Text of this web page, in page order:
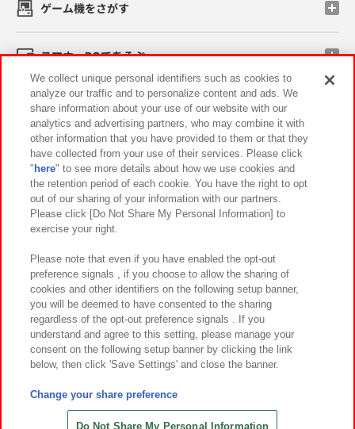
ゲーム機をさがす
スマホ・PCであそぶ
イベント・キャンペーン
関連会社 サステナビリティ サイトポリシー
プライバシーポリシー ウェブアクセシビリティ方針と検証結果
お取引先さまとともに
カスタマーハラスメント対応方針 よくあるご質問・お問い合わせ
©Bandai Namco Amusement Inc.
©Bandai Namco Amusement Lab Inc.
©HANAYASHIKI Co., Ltd. All Rights Reserved.
We collect unique personal identifiers such as cookies to
analyze our traffic and to personalize content and ads. We
share information about your use of our website with our
analytics and advertising partners, who may combine it with
other information that you have provided to them or that they
have collected from your use of their services. Please click
" here" to see more details about how we use cookies and
the retention period of each cookie. You have the right to opt
out of our sharing of your information with our partners.
Please click [Do Not Share My Personal Information] to
exercise your right.
Please note that even if you have enabled the opt-out
preference signals , if you choose to allow the sharing of
cookies and other identifiers on the following setup banner,
you will be deemed to have consented to the sharing
regardless of the opt-out preference signals . If you
understand and agree to this setting, please manage your
consent on the following setup banner by clicking the link
below, then click 'Save Settings' and close the banner.
Change your share preference
Do Not Share My Personal Information